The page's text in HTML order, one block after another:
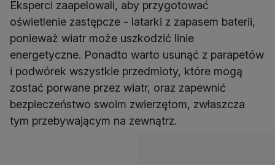
Eksperci zaapelowali, aby przygotować
oświetlenie zastępcze - latarki z zapasem baterii,
ponieważ wiatr może uszkodzić linie
energetyczne. Ponadto warto usunąć z parapetów
i podwórek wszystkie przedmioty, które mogą
zostać porwane przez wiatr, oraz zapewnić
bezpieczeństwo swoim zwierzętom, zwłaszcza
tym przebywającym na zewnątrz.